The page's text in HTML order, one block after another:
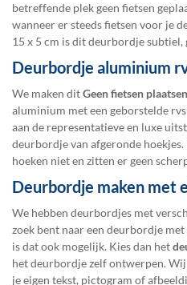
betreffende plek geen fietsen
wanneer er steeds fietsen voor je
15 x 5 cm is dit deurbordje subtiel,
Deurbordje aluminium
We maken ditGeen fietsen plaatsen
aluminium met een geborstelde
aan de representatieve en luxe
deurbordje van afgeronde
hoeken niet en zitten er geen
Deurbordje maken met
We hebben deurbordjes met
zoek bent naar een deurbordje
is dat ook mogelijk. Kies dan het
het deurbordje zelf ontwerpen.
je eigen tekst, pictogram of